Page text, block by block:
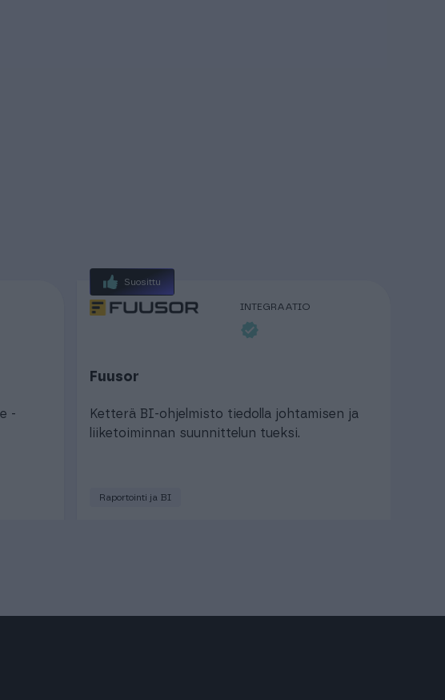
-
Suosittu
INTEGRAATIO
Fuusor
Ketterä BI-ohjelmisto tiedolla johtamisen ja
liiketoiminnan suunnittelun tueksi.
Raportointi ja BI